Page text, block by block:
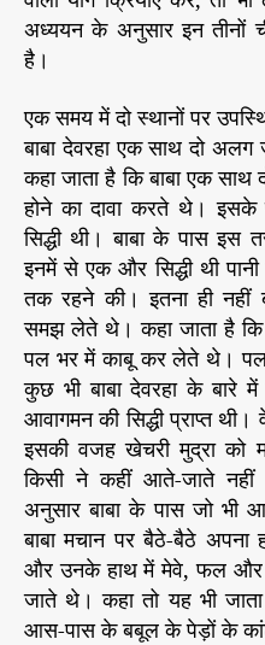
अध्ययन के अनुसार इन तीनों
है।
एक समय में दो स्थानों पर
बाबा देवरहा एक साथ दो
कहा जाता है कि बाबा एक
होने का दावा करते थे। इसके
सिद्धी थी। बाबा के पास इस
इनमें से एक और सिद्धी थी
तक रहने की। इतना ही नहीं
समझ लेते थे। कहा जाता है
पल भर में काबू कर लेते थे।
कुछ भी बाबा देवरहा के बारे
आवागमन की सिद्धी प्राप्त
इसकी वजह खेचरी मुद्रा को
किसी ने कहीं आते-जाते
अनुसार बाबा के पास जो
बाबा मचान पर बैठे-बैठे
और उनके हाथ में मेवे, फल और
जाते थे। कहा तो यह भी
आस-पास के बबूल के पेड़ों के